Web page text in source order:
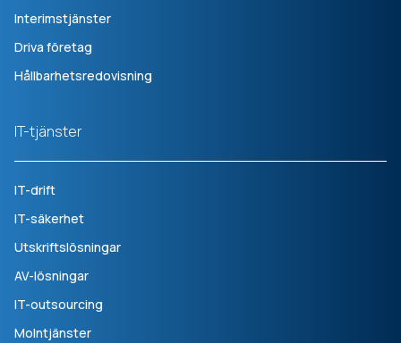
Interimstjänster
Driva företag
Hållbarhetsredovisning
IT-tjänster
IT-drift
IT-säkerhet
Utskriftslösningar
AV-lösningar
IT-outsourcing
Molntjänster